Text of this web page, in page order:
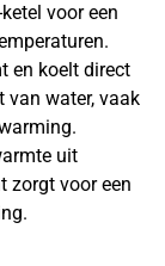
voor een
en koelt direct
van water, vaak
uit
zorgt voor een